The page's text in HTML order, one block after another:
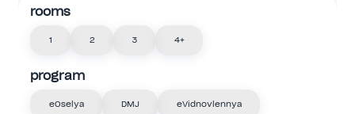
rooms
1 2 3 4+
program
eOselya DMJ eVidnovlennya